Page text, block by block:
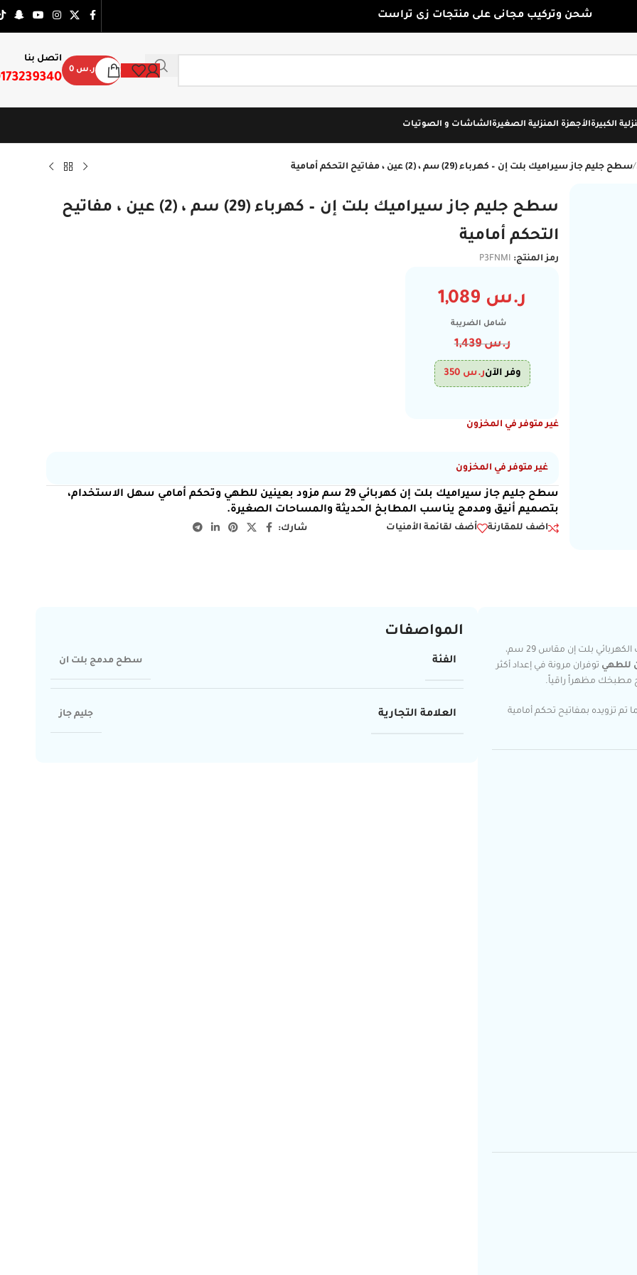
شحن وتركيب مجانى على منتجات زى تراست
ر.س
اتصل بنا
الكبيرةالأجهزة المنزلية الصغيرةالشاشات و الصوتيات
/سطح جليم جاز سيراميك بلت إن – كهرباء (29) سم ، (2) عين ، مفاتيح التحكم أمامية
سطح جليم جاز سيراميك بلت إن – كهرباء (29) سم ، (2) عين ، مفاتيح
التحكم أمامية
رمز المنتج: P3FNMI
ر.س
شامل الضريبة
ر.س1,439
وفر الآنر.س 350
غير متوفر في المخزون
غير متوفر في المخزون
سطح جليم جاز سيراميك بلت إن كهربائي 29 سم مزود بعينين للطهي وتحكم أمامي سهل الاستخدام،
بتصميم أنيق ومدمج يناسب المطابخ الحديثة والمساحات الصغيرة.
اضف للمقارنة أضف لقائمة الأمنيات شارك:
✨🍳 أضف لمسة عصرية إلى مطبخك مع سطح جليم جاز السيراميك الكهربائي بلت إن مقاس 29 سم،
للطهي توفران مرونة في إعداد أكثر
مظهراً راقياً.
تزويده بمفاتيح تحكم أمامية
المواصفات
الفئة سطح مدمج بلت ان
العلامة التجارية جليم جاز